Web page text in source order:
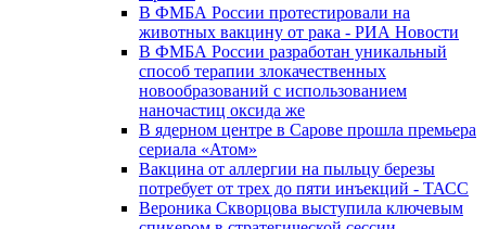
В ФМБА России протестировали на
животных вакцину от рака - РИА Новости
В ФМБА России разработан уникальный
способ терапии злокачественных
новообразований с использованием
наночастиц оксида же
В ядерном центре в Сарове прошла премьера
сериала «Атом»
Вакцина от аллергии на пыльцу березы
потребует от трех до пяти инъекций - ТАСС
Вероника Скворцова выступила ключевым